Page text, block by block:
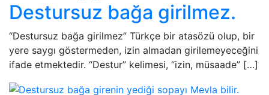
Destursuz bağa girilmez.
“Destursuz bağa girilmez” Türkçe bir atasözü olup, bir
yere saygı göstermeden, izin almadan girilemeyeceğini
ifade etmektedir. “Destur” kelimesi, “izin, müsaade” […]